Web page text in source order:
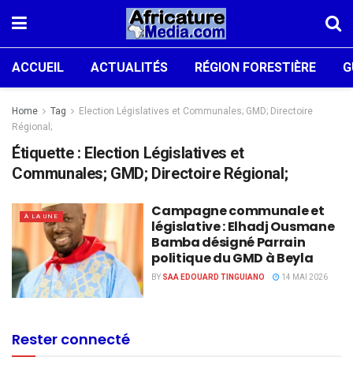
ACCUEIL ACTUALITÉS RÉGION FORESTIÈRE
Home Tag
Election Législatives et Communales; GMD; Directoire
Régional;
Étiquette : Election Législatives et
Communales; GMD; Directoire Régional;
À LA UNE
Campagne communale et
législative : Elhadj Ousmane
Bamba désigné Parrain
politique du GMD à Beyla
BY SAA EDOUARD TINGUIANO 14 MAI 2026
Rester connecté